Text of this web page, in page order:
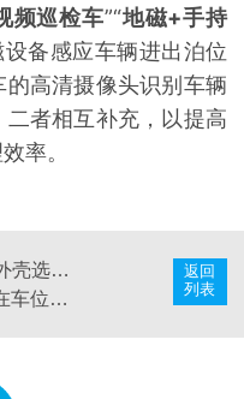
频巡检车”“地磁+手持
备感应车辆进出泊位
高清摄像头识别车辆
者相互补充，以提高
率。
返回
列表
资深地磁厂家对地磁内外壳选材的深思与探索
无锡华赛 NB 双模地磁在车位诱导场景的应用